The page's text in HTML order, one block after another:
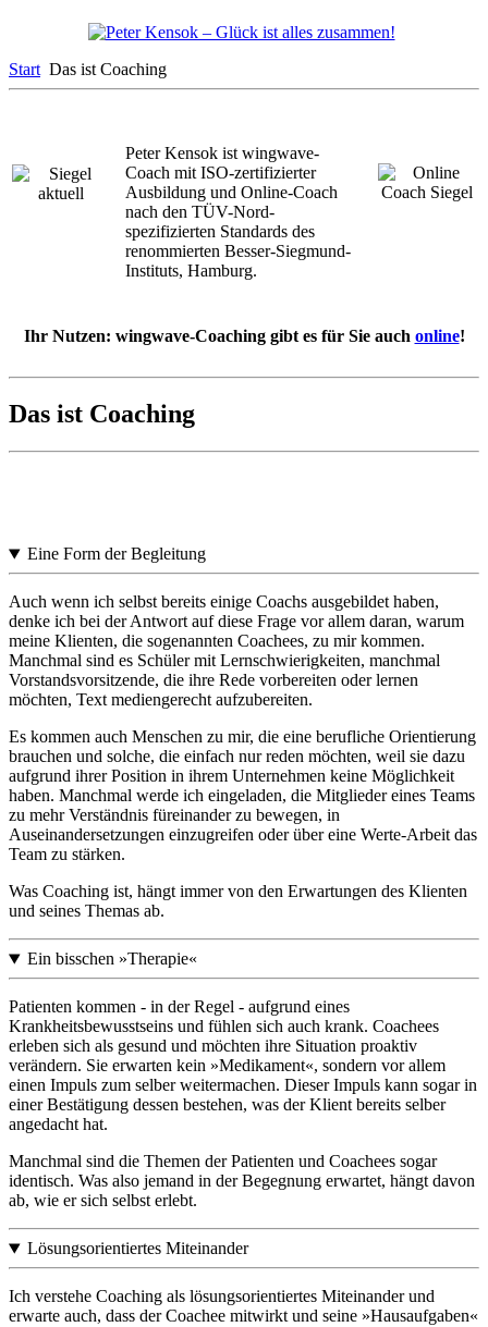
Start Das ist Coaching
Peter Kensok ist wingwave-
Coach mit ISO-zertifizierter
Ausbildung und Online-Coach
nach den TÜV-Nord-
spezifizierten Standards des
renommierten Besser-Siegmund-
Instituts, Hamburg.
Ihr Nutzen: wingwave-Coaching gibt es für Sie auch online!
Das ist Coaching
Eine Form der Begleitung
Auch wenn ich selbst bereits einige Coachs ausgebildet haben,
denke ich bei der Antwort auf diese Frage vor allem daran, warum
meine Klienten, die sogenannten Coachees, zu mir kommen.
Manchmal sind es Schüler mit Lernschwierigkeiten, manchmal
Vorstandsvorsitzende, die ihre Rede vorbereiten oder lernen
möchten, Text mediengerecht aufzubereiten.
Es kommen auch Menschen zu mir, die eine berufliche Orientierung
brauchen und solche, die einfach nur reden möchten, weil sie dazu
aufgrund ihrer Position in ihrem Unternehmen keine Möglichkeit
haben. Manchmal werde ich eingeladen, die Mitglieder eines Teams
zu mehr Verständnis füreinander zu bewegen, in
Auseinandersetzungen einzugreifen oder über eine Werte-Arbeit das
Team zu stärken.
Was Coaching ist, hängt immer von den Erwartungen des Klienten
und seines Themas ab.
Ein bisschen »Therapie«
Patienten kommen - in der Regel - aufgrund eines
Krankheitsbewusstseins und fühlen sich auch krank. Coachees
erleben sich als gesund und möchten ihre Situation proaktiv
verändern. Sie erwarten kein »Medikament«, sondern vor allem
einen Impuls zum selber weitermachen. Dieser Impuls kann sogar in
einer Bestätigung dessen bestehen, was der Klient bereits selber
angedacht hat.
Manchmal sind die Themen der Patienten und Coachees sogar
identisch. Was also jemand in der Begegnung erwartet, hängt davon
ab, wie er sich selbst erlebt.
Lösungsorientiertes Miteinander
Ich verstehe Coaching als lösungsorientiertes Miteinander und
erwarte auch, dass der Coachee mitwirkt und seine »Hausaufgaben«